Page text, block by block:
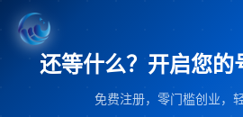
还等什么？开启您的
免费注册，零门槛创业，